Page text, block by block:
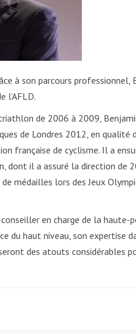
à son parcours professionnel,
l’AFLD.
de 2006 à 2009,
de Londres 2012, en qualité
française de cyclisme. Il a
dont il a assuré la direction de
médailles lors des Jeux
en charge de la haute-
du haut niveau, son expertise
des atouts considérables